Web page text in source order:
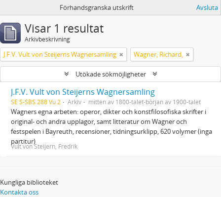
Förhandsgranska utskrift Avsluta
Visar 1 resultat
Arkivbeskrivning
J.F.V. Vult von Steijerns Wagnersamling Wagner, Richard,
Utökade sökmöjligheter
J.F.V. Vult von Steijerns Wagnersamling
SE S-SBS 288 Vu 2 Arkiv mitten av 1800-talet-början av 1900-talet
Wagners egna arbeten: operor, dikter och konstfilosofiska skrifter i
original- och andra upplagor, samt litteratur om Wagner och
festspelen i Bayreuth, recensioner, tidningsurklipp, 620 volymer (inga
partitur)
Vult von Steijern, Fredrik
Kungliga biblioteket
Kontakta oss